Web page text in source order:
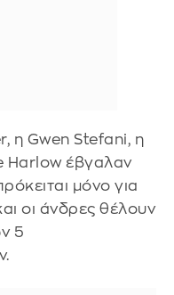
η Gwen Stefani, η
Harlow έβγαλαν
μόνο για
οι άνδρες θέλουν
5